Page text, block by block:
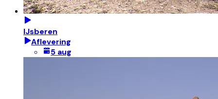
IJsberen
Aflevering
5 aug